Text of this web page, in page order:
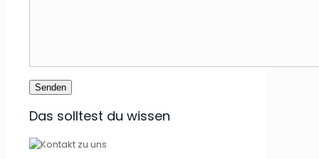
Das solltest du wissen